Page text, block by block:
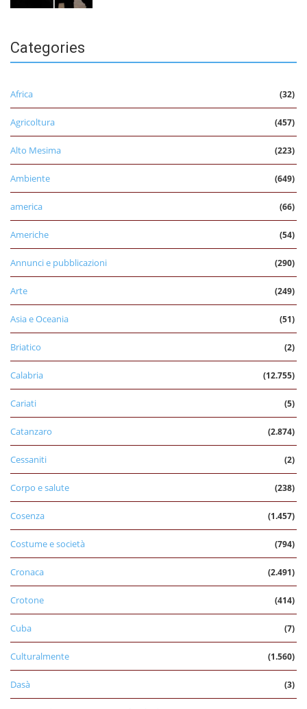
Categories
Africa (32)
Agricoltura (457)
Alto Mesima (223)
Ambiente (649)
america (66)
Americhe (54)
Annunci e pubblicazioni (290)
Arte (249)
Asia e Oceania (51)
Briatico (2)
Calabria (12.755)
Cariati (5)
Catanzaro (2.874)
Cessaniti (2)
Corpo e salute (238)
Cosenza (1.457)
Costume e società (794)
Cronaca (2.491)
Crotone (414)
Cuba (7)
Culturalmente (1.560)
Dasà (3)